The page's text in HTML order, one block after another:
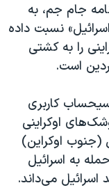
جام جم، به
نسبت داده
را به کشتی
کاربری
اوکراینی
(جنوب اوکراین)
را به عنوان حمله به اسرائیل
اسرائیل می‌داند.